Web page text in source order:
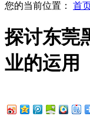
您的当前位置： 首
探讨东莞
业的运用